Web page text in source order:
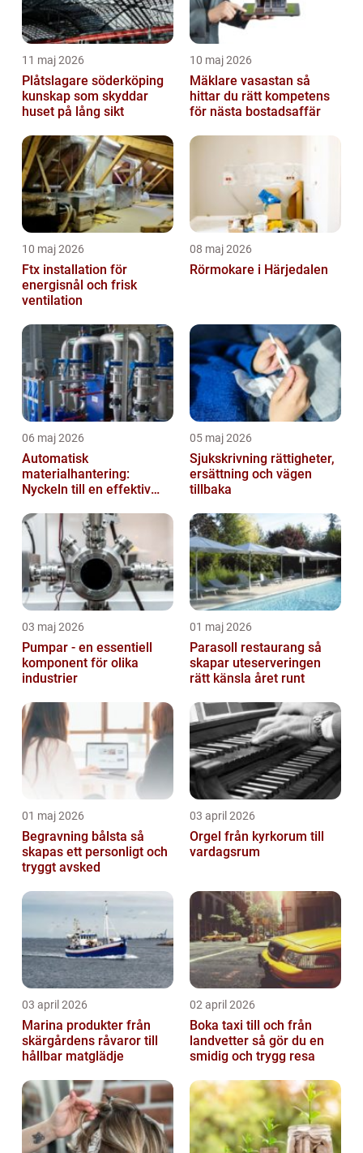
11 maj 2026
Plåtslagare söderköping
kunskap som skyddar
huset på lång sikt
10 maj 2026
Mäklare vasastan så
hittar du rätt kompetens
för nästa bostadsaffär
10 maj 2026
Ftx installation för
energisnål och frisk
ventilation
08 maj 2026
Rörmokare i Härjedalen
06 maj 2026
Automatisk
materialhantering:
Nyckeln till en effektiv
05 maj 2026
Sjukskrivning rättigheter,
ersättning och vägen
tillbaka
03 maj 2026
Pumpar - en essentiell
komponent för olika
industrier
01 maj 2026
Parasoll restaurang så
skapar uteserveringen
rätt känsla året runt
01 maj 2026
Begravning bålsta så
skapas ett personligt och
tryggt avsked
03 april 2026
Orgel från kyrkorum till
vardagsrum
03 april 2026
Marina produkter från
skärgårdens råvaror till
hållbar matglädje
02 april 2026
Boka taxi till och från
landvetter så gör du en
smidig och trygg resa